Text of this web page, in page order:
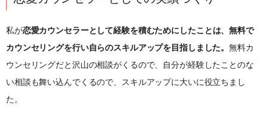
私が恋愛カウンセラーとして経験を積むためにしたことは、無料で
カウンセリングを行い自らのスキルアップを目指しました。無料カ
ウンセリングだと沢山の相談がくるので、自分が経験したことのな
い相談も舞い込んでくるので、スキルアップに大いに役立ちまし
た。